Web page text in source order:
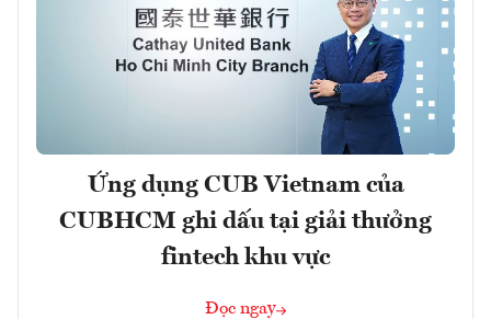
Ứng dụng CUB Vietnam của
CUBHCM ghi dấu tại giải thưởng
fintech khu vực
Đọc ngay